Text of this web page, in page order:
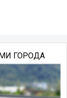
ГОРОДА